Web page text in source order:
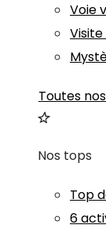
Voie
Toutes
Nos tops
Top
6